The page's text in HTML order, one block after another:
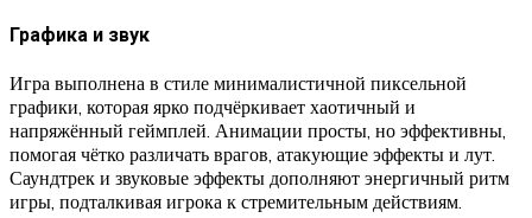
Графика и звук
Игра выполнена в стиле минималистичной пиксельной
графики, которая ярко подчёркивает хаотичный и
напряжённый геймплей. Анимации просты, но эффективны,
помогая чётко различать врагов, атакующие эффекты и лут.
Саундтрек и звуковые эффекты дополняют энергичный ритм
игры, подталкивая игрока к стремительным действиям.